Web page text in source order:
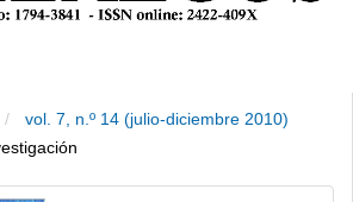
vol. 7, n.º 14 (julio-diciembre 2010)